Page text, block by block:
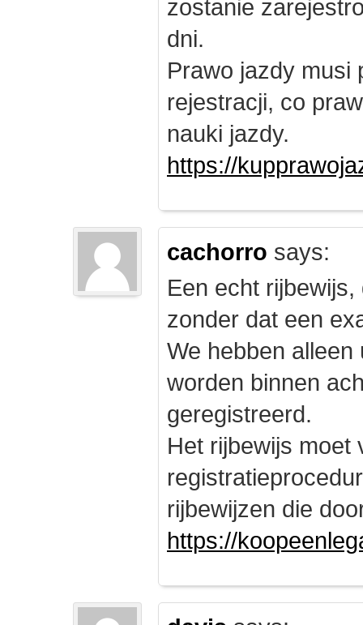
zostanie
dni.
Prawo jazdy musi
rejestracji, co
nauki jazdy.
https://
cachorro says:
Een echt
zonder dat een
We hebben
worden binnen
geregistreerd.
Het rijbewijs moet
rijbewijzen die
https://